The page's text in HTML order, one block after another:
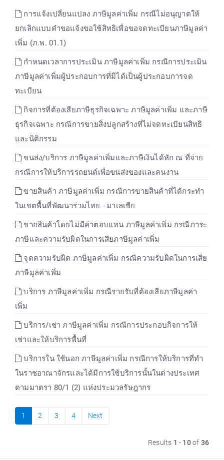
การแจ้งเปลี่ยนแปลง ภาษีมูลค่าเพิ่ม กรณีไม่อนุญาตให้
ยกเลิกแบบคำขอแจ้งขอใช้สิทธิเพื่อขอจดทะเบียนภาษีมูลค่า
เพิ่ม (ภ.พ. 01.1)
กำหนดเวลาการประเมิน ภาษีมูลค่าเพิ่ม กรณีการประเมิน
ภาษีมูลค่าเพิ่มผู้ประกอบการที่มิได้เป็นผู้ประกอบการจด
ทะเบียน
กิจการที่ต้องเสียภาษีธุรกิจเฉพาะ ภาษีมูลค่าเพิ่ม และภาษี
ธุรกิจเฉพาะ กรณีการขายสิ่งปลูกสร้างที่ไม่จดทะเบียนสิทธิ
และนิติกรรม
ขนส่ง/บริการ ภาษีมูลค่าเพิ่มและภาษีเงินได้หัก ณ ที่จ่าย
กรณีการให้บริการรถยนต์เพื่อขนส่งของและคนงาน
ขายสินค้า ภาษีมูลค่าเพิ่ม กรณีการขายสินค้าที่ได้กระทำ
ในเขตพื้นที่พัฒนาร่วมไทย - มาเลเซีย
ขายสินค้าโดยไม่มีค่าตอบแทน ภาษีมูลค่าเพิ่ม กรณีภาระ
ภาษีและความรับผิดในการเสียภาษีมูลค่าเพิ่ม
จุดความรับผิด ภาษีมูลค่าเพิ่ม กรณีความรับผิดในการเสีย
ภาษีมูลค่าเพิ่ม
บริการ ภาษีมูลค่าเพิ่ม กรณีรายรับที่ต้องเสียภาษีมูลค่า
เพิ่ม
บริการ/เช่า ภาษีมูลค่าเพิ่ม กรณีการประกอบกิจการให้
เช่าและให้บริการพื้นที่
บริการใน ใช้นอก ภาษีมูลค่าเพิ่ม กรณีการให้บริการที่ทำ
ในราชอาณาจักรและได้มีการใช้บริการนั้นในต่างประเทศ
ตามมาตรา 80/1 (2) แห่งประมวลรัษฎากร
1 2 3 4 Next
Results 1 - 10of 36